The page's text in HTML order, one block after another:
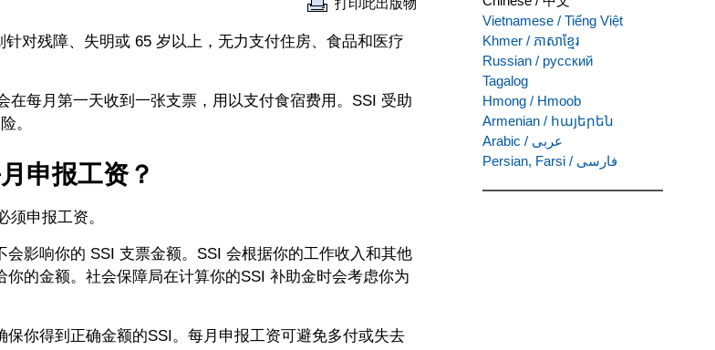
打印此出版物
对残障、失明或 65 岁以上，无力支付住房、食品和医疗
在每月第一天收到一张支票，用以支付食宿费用。SSI 受助
。
申报工资？
申报工资。
会影响你的 SSI 支票金额。SSI 会根据你的工作收入和其他
你的金额。社会保障局在计算你的SSI 补助金时会考虑你为
保你得到正确金额的SSI。每月申报工资可避免多付或失去
Vietnamese / Tiếng Việt
Khmer / ភាសាខ្មែរ
Russian / русский
Tagalog
Hmong / Hmoob
Armenian / հայերեն
Arabic / عربى
Persian, Farsi / فارسی